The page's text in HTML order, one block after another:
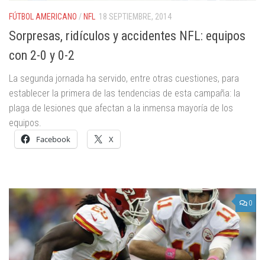
FÚTBOL AMERICANO / NFL 18 SEPTIEMBRE, 2014
Sorpresas, ridículos y accidentes NFL: equipos
con 2-0 y 0-2
La segunda jornada ha servido, entre otras cuestiones, para
establecer la primera de las tendencias de esta campaña: la
plaga de lesiones que afectan a la inmensa mayoría de los
equipos.
Facebook X
0